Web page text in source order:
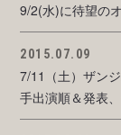
9/2(水)に待望の
2015.07.09
7/11（土）ザン
手出演順＆発表